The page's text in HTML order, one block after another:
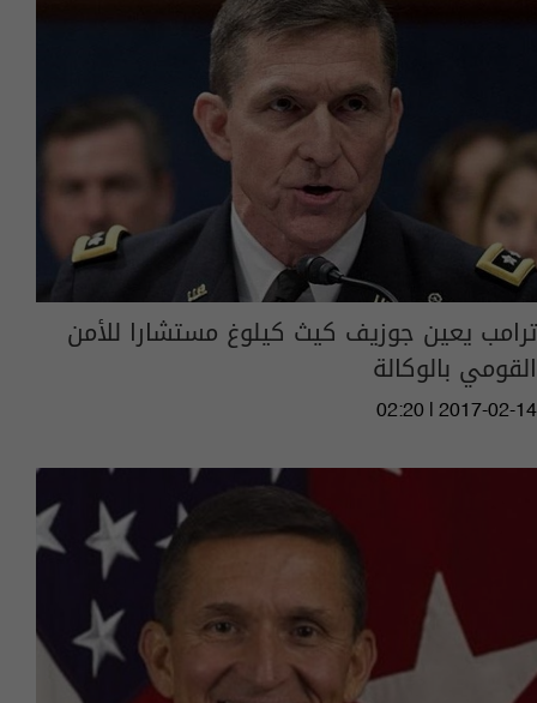
ترامب يعين جوزيف كيث كيلوغ مستشارا للأمن
القومي بالوكالة
02:20 | 2017-02-14